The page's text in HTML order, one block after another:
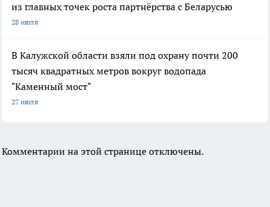
из главных точек роста партнёрства с Беларусью
28 июля
В Калужской области взяли под охрану почти 200
тысяч квадратных метров вокруг водопада
"Каменный мост"
27 июля
Комментарии на этой странице отключены.